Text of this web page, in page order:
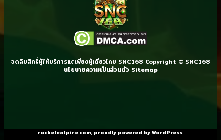
จดลิขสิทธิ์ผู้ให้บริการแต่เพียงผู้เดียวโดย SNC168 Copyright © SNC168
นโยบายความเป็นส่วนตัว Sitemap
rachelealpine.com, proudly powered by WordPress.